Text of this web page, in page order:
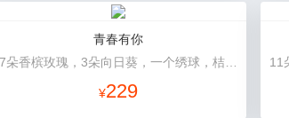
青春有你
¥229